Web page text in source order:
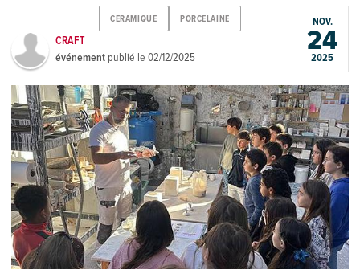
CERAMIQUE PORCELAINE
CRAFT
événement publié le02/12/2025
NOV.
24
2025